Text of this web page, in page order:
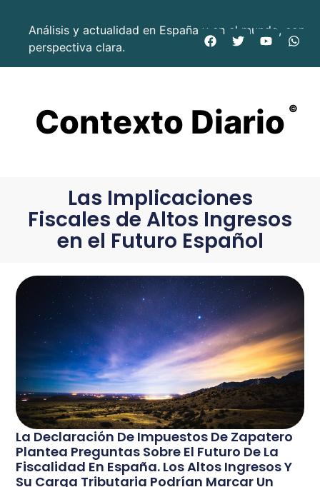
Análisis y actualidad en España y en el mundo, con
perspectiva clara.
Contexto Diario ©
Las Implicaciones
Fiscales de Altos Ingresos
en el Futuro Español
La Declaración De Impuestos De Zapatero
Plantea Preguntas Sobre El Futuro De La
Fiscalidad En España. Los Altos Ingresos Y
Su Carga Tributaria Podrían Marcar Un